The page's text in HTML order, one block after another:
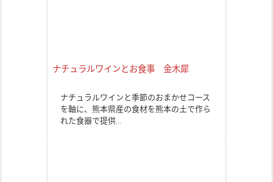
ナチュラルワインとお食事 金木犀
ナチュラルワインと季節のおまかせコース
を軸に、熊本県産の食材を熊本の土で作ら
れた食器で提供…